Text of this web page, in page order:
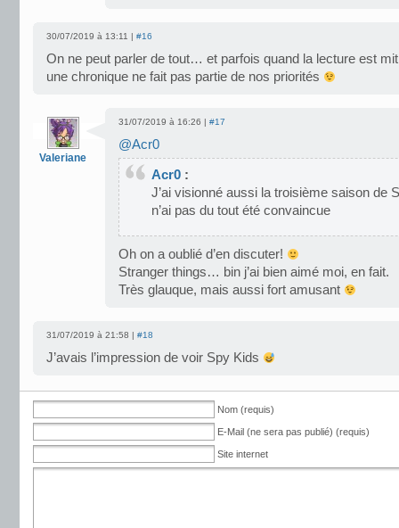
30/07/2019 à 13:11 | #16
On ne peut parler de tout… et parfois quand la lecture est
une chronique ne fait pas partie de nos priorités
Valeriane
31/07/2019 à 16:26 | #17
@Acr0
Acr0 :
J’ai visionné aussi la troisième saison de
n’ai pas du tout été convaincue
Oh on a oublié d’en discuter!
Stranger things… bin j’ai bien aimé moi, en fait.
Très glauque, mais aussi fort amusant
31/07/2019 à 21:58 | #18
J’avais l’impression de voir Spy Kids
Nom (requis)
E-Mail (ne sera pas publié) (requis)
Site internet